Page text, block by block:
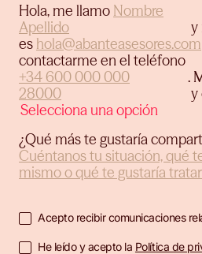
Hola, me llamo
y
es
contactarme en el teléfono
.
y
¿Qué más te gustaría
Acepto recibir comunicaciones
He leído y acepto la Política de